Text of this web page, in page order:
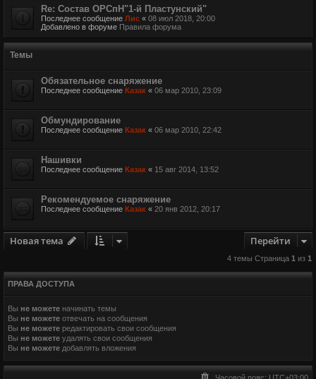
Re: Состав ОРСпН"1-й Пластунский"
Последнее сообщение Лис « 08 июл 2018, 20:00
Добавлено в форуме Правила форума
Темы
Обязательное снаряжение
Последнее сообщение Казак « 06 мар 2010, 23:09
Обмундирование
Последнее сообщение Казак « 06 мар 2010, 22:42
Нашивки
Последнее сообщение Казак « 15 авг 2014, 13:52
Рекомендуемое снаряжение
Последнее сообщение Казак « 20 янв 2012, 20:17
Новая тема Перейти
4 темы Страница 1из 1
ПРАВА ДОСТУПА
Вы не можете начинать темы
Вы не можете отвечать на сообщения
Вы не можете редактировать свои сообщения
Вы не можете удалять свои сообщения
Вы не можете добавлять вложения